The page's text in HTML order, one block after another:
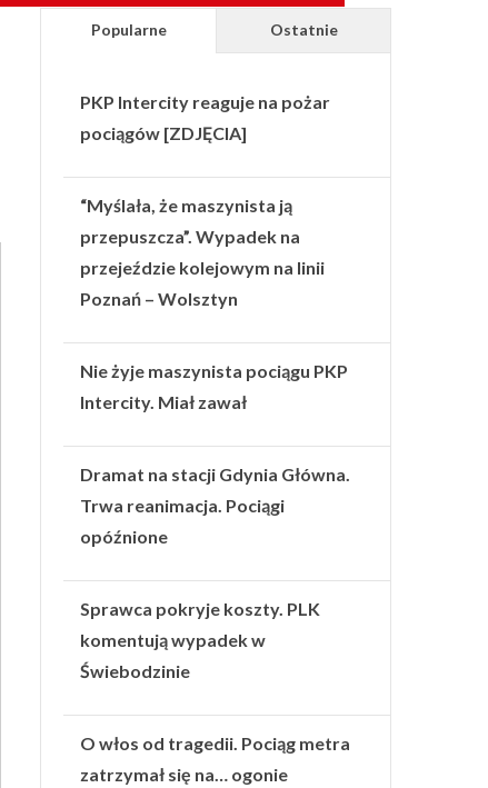
Popularne Ostatnie
PKP Intercity reaguje na pożar
pociągów [ZDJĘCIA]
“Myślała, że maszynista ją
przepuszcza”. Wypadek na
przejeździe kolejowym na linii
Poznań – Wolsztyn
Nie żyje maszynista pociągu PKP
Intercity. Miał zawał
Dramat na stacji Gdynia Główna.
Trwa reanimacja. Pociągi
opóźnione
Sprawca pokryje koszty. PLK
komentują wypadek w
Świebodzinie
O włos od tragedii. Pociąg metra
zatrzymał się na… ogonie